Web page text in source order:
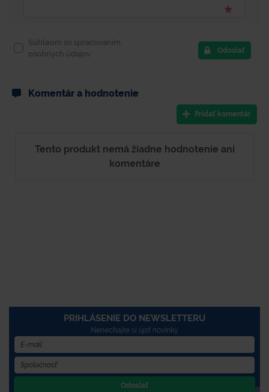
Súhlasím so spracovaním
osobných údajov.
Odoslať
Komentár a hodnotenie
Pridať komentár
Tento produkt nemá žiadne hodnotenie ani
komentáre
PRIHLÁSENIE DO NEWSLETTERU
Nenechajte si újsť novinky
Odoslať